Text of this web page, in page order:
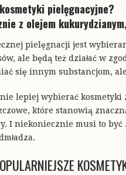
pielęgnacyjne?
z olejem
pielęgnacji jest
ale będą też działać w
się innym substancjom,
lepiej wybierać kosmetyki
które stanowią
I niekoniecznie musi to